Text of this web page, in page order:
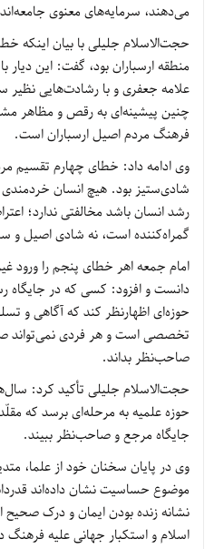
می‌دهند، سرمایه‌های معنوی
حجت‌الاسلام جلیلی با بیان
منطقه ارسباران بود، گفت: این
علامه جعفری و با رشادت‌هایی
چنین پیشینه‌ای به رقص و مظاهر
فرهنگ مردم اصیل ارسباران است.
وی ادامه داد: خطای چهارم تقسیم
شادی‌ستیز بود. هیچ انسان خردمندی
رشد انسان باشد مخالفتی ندارد؛
گمراه‌کننده است، نه شادی اصیل و
امام جمعه اهر خطای پنجم را ورود
دانست و افزود: کسی که در جایگاه
حوزه‌ای اظهارنظر کند که آگاهی و
تخصصی است و هر فردی نمی‌تواند
صاحب‌نظر بداند.
حجت‌الاسلام جلیلی تأکید کرد:
حوزه علمیه به مرحله‌ای برسد که
جایگاه مرجع و صاحب‌نظر ببیند.
وی در پایان سخنان خود از علما،
موضوع حساسیت نشان داده‌اند
نشانه زنده بودن ایمان و درک
اسلام و استکبار جهانی علیه فرهنگ